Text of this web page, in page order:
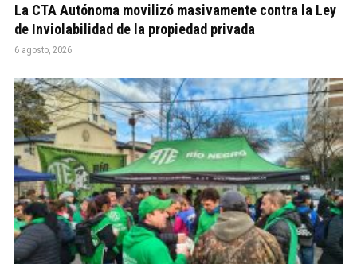
La CTA Autónoma movilizó masivamente contra la Ley
de Inviolabilidad de la propiedad privada
6 agosto, 2026